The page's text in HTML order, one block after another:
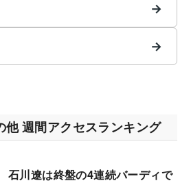
→
→
他 週間アクセスランキング
石川遼は終盤の4連続バーディで